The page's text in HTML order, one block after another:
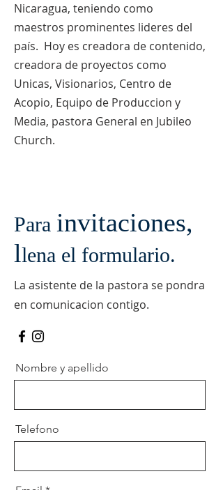
Nicaragua, teniendo como
maestros prominentes lideres del
país. Hoy es creadora de contenido,
creadora de proyectos como
Unicas, Visionarios, Centro de
Acopio, Equipo de Produccion y
Media, pastora General en Jubileo
Church.
Para invitaciones,
llena el formulario.
La asistente de la pastora se pondra
en comunicacion contigo.
Nombre y apellido
Telefono